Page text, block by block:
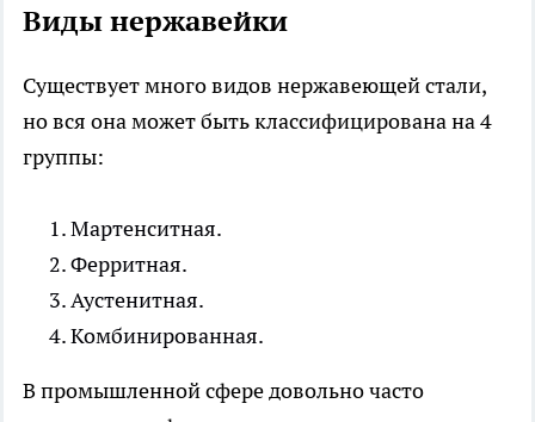
Виды нержавейки
Существует много видов нержавеющей стали,
но вся она может быть классифицирована на 4
группы:
Мартенситная.
Ферритная.
Аустенитная.
Комбинированная.
В промышленной сфере довольно часто